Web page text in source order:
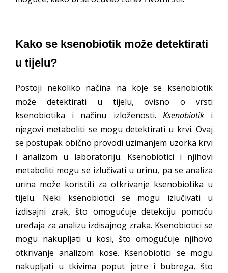
Kako se ksenobiotik može detektirati
u tijelu?
Postoji nekoliko načina na koje se ksenobiotik
može detektirati u tijelu, ovisno o vrsti
ksenobiotika i načinu izloženosti. Ksenobiotiki
njegovi metaboliti se mogu detektirati u krvi. Ovaj
se postupak obično provodi uzimanjem uzorka krvi
i analizom u laboratoriju. Ksenobiotici i njihovi
metaboliti mogu se izlučivati u urinu, pa se analiza
urina može koristiti za otkrivanje ksenobiotika u
tijelu. Neki ksenobiotici se mogu izlučivati u
izdisajni zrak, što omogućuje detekciju pomoću
uređaja za analizu izdisajnog zraka. Ksenobiotici se
mogu nakupljati u kosi, što omogućuje njihovo
otkrivanje analizom kose. Ksenobiotici se mogu
nakupljati u tkivima poput jetre i bubrega, što